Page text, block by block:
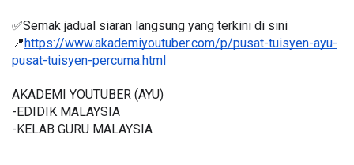
✅Semak jadual siaran langsung yang terkini di sini
📍https://www.akademiyoutuber.com/p/pusat-tuisyen-ayu-
pusat-tuisyen-percuma.html
AKADEMI YOUTUBER (AYU)
-EDIDIK MALAYSIA
-KELAB GURU MALAYSIA